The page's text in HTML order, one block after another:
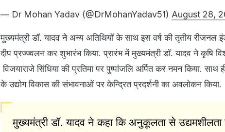
— Dr Mohan Yadav (@DrMohanYadav51) August 28,
मुख्यमंत्री डॉ. यादव ने अन्य अतिथियों के साथ इस वर्ष की तृतीय रीजनल
दीप प्रज्ज्वलन कर शुभारंभ किया. प्रारंभ में मुख्यमंत्री डॉ. यादव ने कृषि
विजयाराजे सिंधिया की प्रतिमा पर पुष्पांजलि अर्पित कर नमन किया. साथ
के उद्योग विकास की संभावनाओं पर केन्द्रित प्रदर्शनी का अवलोकन किया.
मुख्यमंत्री डॉ. यादव ने कहा कि अनुकूलता से